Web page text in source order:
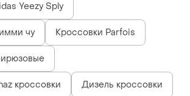
Yeezy Sply
чу Кроссовки Parfois
кроссовки Дизель кроссовки